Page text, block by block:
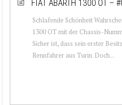
FIAT ABARTH 1300 OT –
Schlafende Schönheit
1300 OT mit der Chassis-
Sicher ist, dass sein erster
Rennfahrer aus Turin. Doch...